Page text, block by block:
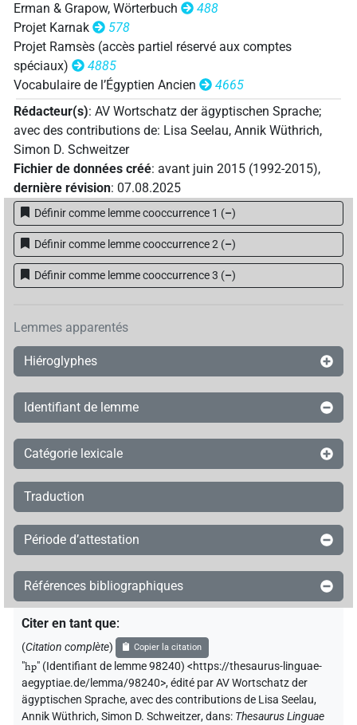
Erman & Grapow, Wörterbuch
488
Projet Karnak
578
Projet Ramsès (accès partiel réservé aux comptes
spéciaux)
4885
Vocabulaire de l’Égyptien Ancien
4665
Rédacteur(s): AV Wortschatz der ägyptischen Sprache;
avec des contributions de: Lisa Seelau, Annik Wüthrich,
Simon D. Schweitzer
Fichier de données créé: avant juin 2015 (1992-2015),
dernière révision: 07.08.2025
Définir comme lemme cooccurrence 1 (–)
Définir comme lemme cooccurrence 2 (–)
Définir comme lemme cooccurrence 3 (–)
Lemmes apparentés
Hiéroglyphes
Identifiant de lemme
Catégorie lexicale
Traduction
Période d’attestation
Références bibliographiques
Citer en tant que:
(Citation complète) Copier la citation
"hp" (Identifiant de lemme 98240) <https://thesaurus-linguae-
aegyptiae.de/lemma/98240>,édité par AV Wortschatz der
ägyptischen Sprache,avec des contributions de Lisa Seelau,
Annik Wüthrich,Simon D. Schweitzer,dans: Thesaurus Linguae